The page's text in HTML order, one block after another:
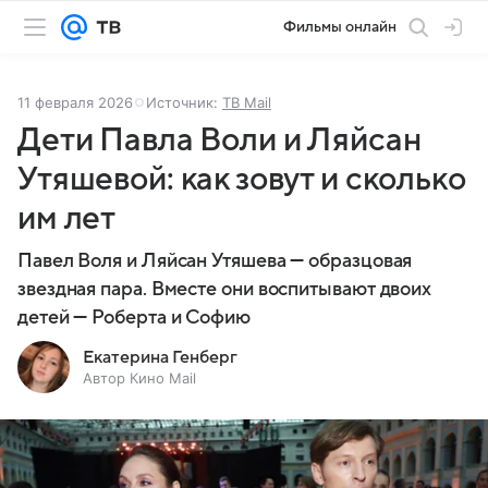
Фильмы онлайн
11 февраля 2026 Источник: ТВ Mail
Дети Павла Воли и Ляйсан
Утяшевой: как зовут и сколько
им лет
Павел Воля и Ляйсан Утяшева — образцовая
звездная пара. Вместе они воспитывают двоих
детей — Роберта и Софию
Екатерина Генберг
Автор Кино Mail